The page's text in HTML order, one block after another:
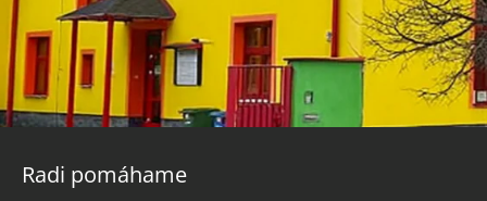
Radi pomáhame